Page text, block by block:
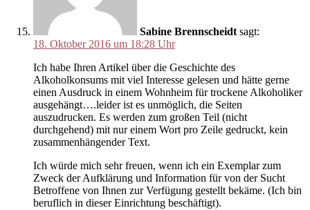
Sabine Brennscheidt sagt:
18. Oktober 2016 um 18:28 Uhr
Ich habe Ihren Artikel über die Geschichte des
Alkoholkonsums mit viel Interesse gelesen und hätte gerne
einen Ausdruck in einem Wohnheim für trockene Alkoholiker
ausgehängt….leider ist es unmöglich, die Seiten
auszudrucken. Es werden zum großen Teil (nicht
durchgehend) mit nur einem Wort pro Zeile gedruckt, kein
zusammenhängender Text.
Ich würde mich sehr freuen, wenn ich ein Exemplar zum
Zweck der Aufklärung und Information für von der Sucht
Betroffene von Ihnen zur Verfügung gestellt bekäme. (Ich bin
beruflich in dieser Einrichtung beschäftigt).